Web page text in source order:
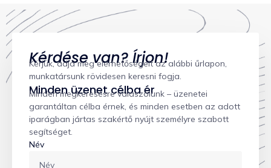
Kérdése van? Írjon!
Kérjük, adja meg elérhetőségeit az alábbi űrlapon,
munkatársunk rövidesen keresni fogja.
Minden üzenet célba ér
Minden megkeresésre válaszolunk – üzenetei
garantáltan célba érnek, és minden esetben az adott
iparágban jártas szakértő nyújt személyre szabott
segítséget.
Név